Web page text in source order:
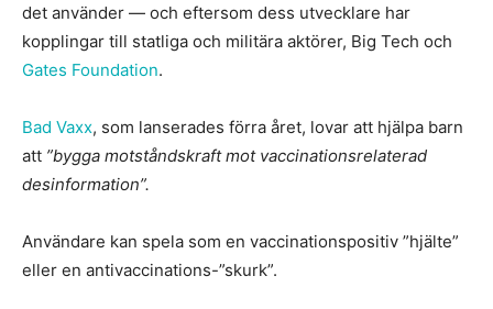
det använder — och eftersom dess utvecklare har
kopplingar till statliga och militära aktörer, Big Tech och
Gates Foundation.
Bad Vaxx, som lanserades förra året, lovar att hjälpa barn
att ”bygga motståndskraft mot vaccinationsrelaterad
desinformation”.
Användare kan spela som en vaccinationspositiv ”hjälte”
eller en antivaccinations-”skurk”.